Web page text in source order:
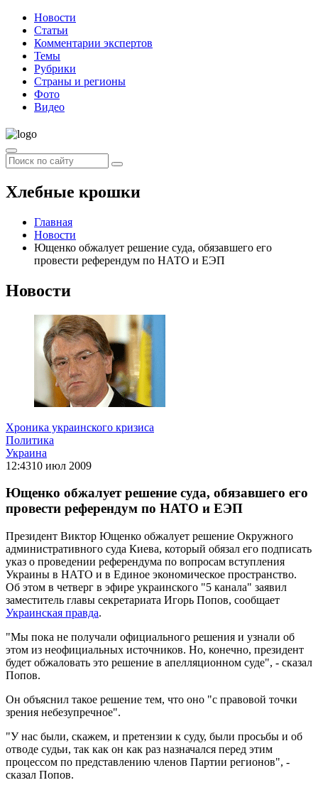
Новости
Статьи
Комментарии экспертов
Темы
Рубрики
Страны и регионы
Фото
Видео
Хлебные крошки
Главная
Новости
Ющенко обжалует решение суда, обязавшего его
провести референдум по НАТО и ЕЭП
Новости
Хроника украинского кризиса
Политика
Украина
12:4310 июл 2009
Ющенко обжалует решение суда, обязавшего его
провести референдум по НАТО и ЕЭП
Президент Виктор Ющенко обжалует решение Окружного
административного суда Киева, который обязал его подписать
указ о проведении референдума по вопросам вступления
Украины в НАТО и в Единое экономическое пространство.
Об этом в четверг в эфире украинского "5 канала" заявил
заместитель главы секретариата Игорь Попов, сообщает
Украинская правда.
"Мы пока не получали официального решения и узнали об
этом из неофициальных источников. Но, конечно, президент
будет обжаловать это решение в апелляционном суде", - сказал
Попов.
Он объяснил такое решение тем, что оно "с правовой точки
зрения небезупречное".
"У нас были, скажем, и претензии к суду, были просьбы и об
отводе судьи, так как он как раз назначался перед этим
процессом по представлению членов Партии регионов", -
сказал Попов.